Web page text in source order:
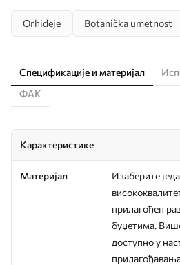
Orhideje Botanička umetnost
Спецификације и материјал
ФАК
Карактеристике
Материјал
Изаберите
прилагођен
буџетима.
доступно у